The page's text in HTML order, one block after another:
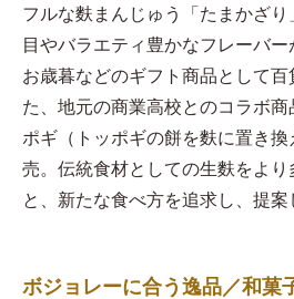
フルな麩まんじゅう「たまかざ
目やバラエティ豊かなフレーバ
お歳暮などのギフト商品として百
た、地元の商業高校とのコラボ
ポギ（トッポギの餅を麩に置き
売。伝統食材としての生麩をよ
と、新たな食べ方を追求し、提案
ボジョレーに合う逸品／和